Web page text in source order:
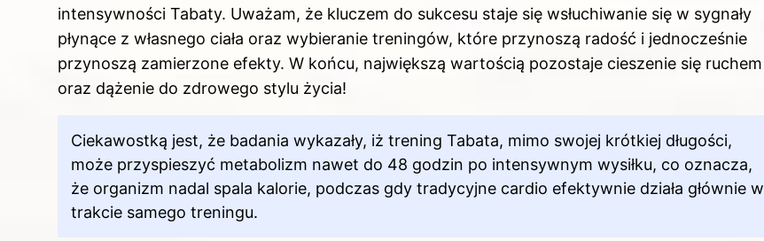
intensywności Tabaty. Uważam, że kluczem do sukcesu staje się wsłuchiwanie się w sygnały
płynące z własnego ciała oraz wybieranie treningów, które przynoszą radość i jednocześnie
przynoszą zamierzone efekty. W końcu, największą wartością pozostaje cieszenie się ruchem
oraz dążenie do zdrowego stylu życia!
Ciekawostką jest, że badania wykazały, iż trening Tabata, mimo swojej krótkiej długości,
może przyspieszyć metabolizm nawet do 48 godzin po intensywnym wysiłku, co oznacza,
że organizm nadal spala kalorie, podczas gdy tradycyjne cardio efektywnie działa głównie w
trakcie samego treningu.